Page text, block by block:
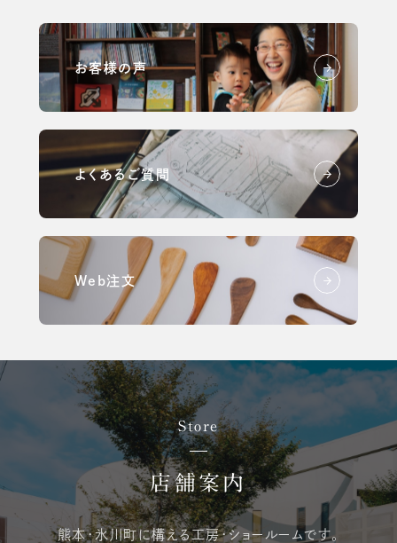
お客様の声
よくあるご質問
Web注文
Store
店舗案内
熊本・氷川町に構える工房・ショールームです。